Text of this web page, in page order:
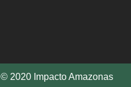
© 2020 Impacto Amazonas